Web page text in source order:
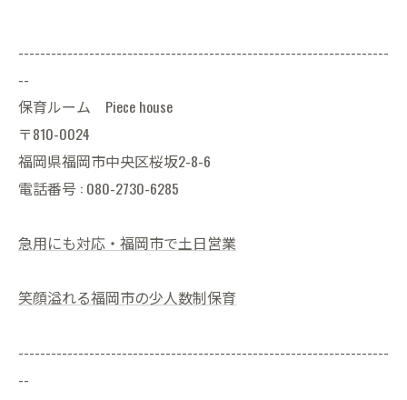
--------------------------------------------------------------------
--
保育ルーム Piece house
〒810-0024
福岡県福岡市中央区桜坂2-8-6
電話番号 : 080-2730-6285
急用にも対応・福岡市で土日営業
笑顔溢れる福岡市の少人数制保育
--------------------------------------------------------------------
--